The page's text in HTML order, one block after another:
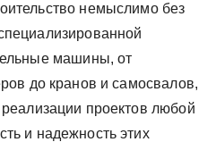
немыслимо без
машины, от
до кранов и самосвалов,
проектов любой
и надежность этих